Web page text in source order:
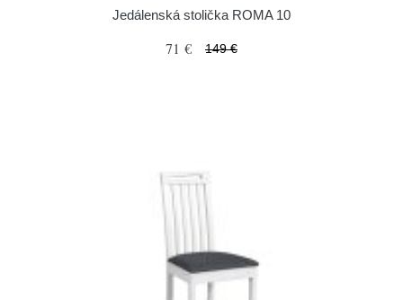
Jedálenská stolička ROMA 10
71 € 149 €